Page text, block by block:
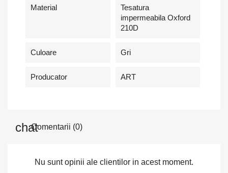
Material
Tesatura
impermeabila Oxford
210D
Culoare Gri
Producator ART
Comentarii (0)
Nu sunt opinii ale clientilor in acest moment.